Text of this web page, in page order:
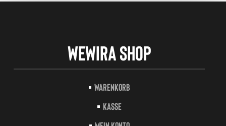
Wewira Shop
Warenkorb
Kasse